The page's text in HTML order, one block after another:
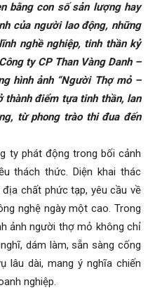
bằng con số sản lượng hay
của người lao động, những
nghề nghiệp, tinh thần kỷ
ty CP Than Vàng Danh –
hình ảnh “Người Thợ mỏ –
thành điểm tựa tinh thần, lan
từ phong trào thi đua đến
ty phát động trong bối cảnh
thách thức. Diện khai thác
chất phức tạp, yêu cầu về
nghệ ngày một cao. Trong
ảnh người thợ mỏ không chỉ
dám làm, sẵn sàng cống
lâu dài, mang ý nghĩa chiến
nghiệp.